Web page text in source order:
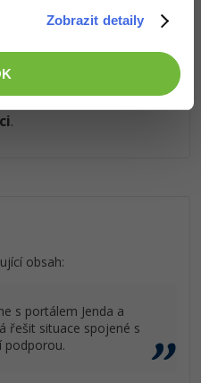
Zobrazit detaily
dostaneš?
dle způsobu pořízení.
IT.
získat vysněnou a
.
obsah:
s portálem Jenda a
řešit situace spojené s
podporou.